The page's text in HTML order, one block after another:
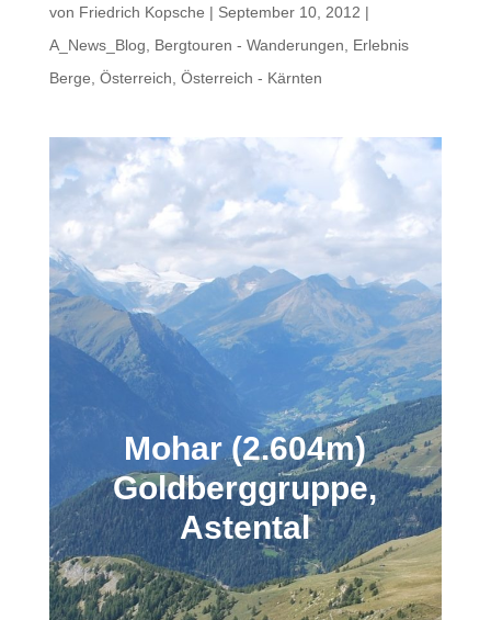
von Friedrich Kopsche | September 10, 2012 |
A_News_Blog
Bergtouren - Wanderungen
Erlebnis
Berge Österreich Österreich - Kärnten
Mohar (2.604m)
Goldberggruppe,
Astental